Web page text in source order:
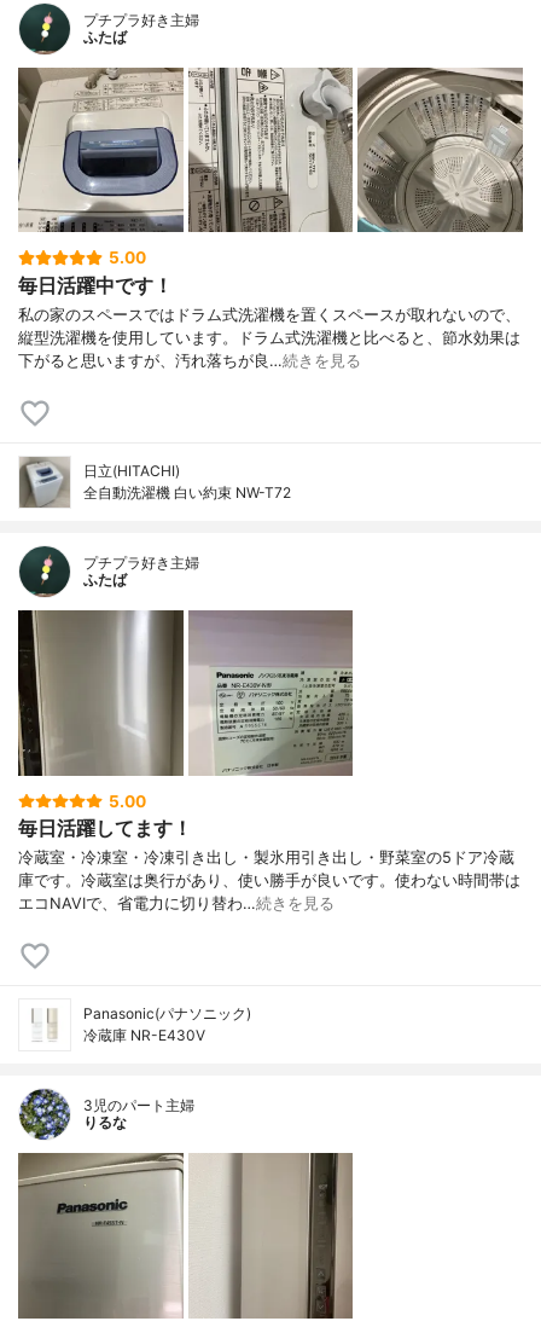
プチプラ好き主婦
ふたば
5.00
毎日活躍中です！
私の家のスペースではドラム式洗濯機を置くスペースが取れないので、
縦型洗濯機を使用しています。ドラム式洗濯機と比べると、節水効果は
下がると思いますが、汚れ落ちが良…続きを見る
日立(HITACHI)
全自動洗濯機 白い約束 NW-T72
プチプラ好き主婦
ふたば
5.00
毎日活躍してます！
冷蔵室・冷凍室・冷凍引き出し・製氷用引き出し・野菜室の5ドア冷蔵
庫です。冷蔵室は奥行があり、使い勝手が良いです。使わない時間帯は
エコNAVIで、省電力に切り替わ…続きを見る
Panasonic(パナソニック)
冷蔵庫 NR-E430V
3児のパート主婦
りるな